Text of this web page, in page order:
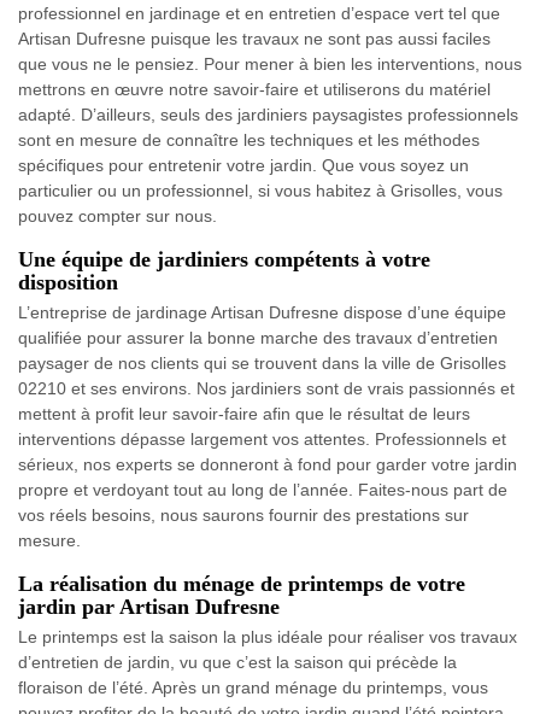
professionnel en jardinage et en entretien d’espace vert tel que
Artisan Dufresne puisque les travaux ne sont pas aussi faciles
que vous ne le pensiez. Pour mener à bien les interventions, nous
mettrons en œuvre notre savoir-faire et utiliserons du matériel
adapté. D’ailleurs, seuls des jardiniers paysagistes professionnels
sont en mesure de connaître les techniques et les méthodes
spécifiques pour entretenir votre jardin. Que vous soyez un
particulier ou un professionnel, si vous habitez à Grisolles, vous
pouvez compter sur nous.
Une équipe de jardiniers compétents à votre
disposition
L’entreprise de jardinage Artisan Dufresne dispose d’une équipe
qualifiée pour assurer la bonne marche des travaux d’entretien
paysager de nos clients qui se trouvent dans la ville de Grisolles
02210 et ses environs. Nos jardiniers sont de vrais passionnés et
mettent à profit leur savoir-faire afin que le résultat de leurs
interventions dépasse largement vos attentes. Professionnels et
sérieux, nos experts se donneront à fond pour garder votre jardin
propre et verdoyant tout au long de l’année. Faites-nous part de
vos réels besoins, nous saurons fournir des prestations sur
mesure.
La réalisation du ménage de printemps de votre
jardin par Artisan Dufresne
Le printemps est la saison la plus idéale pour réaliser vos travaux
d’entretien de jardin, vu que c’est la saison qui précède la
floraison de l’été. Après un grand ménage du printemps, vous